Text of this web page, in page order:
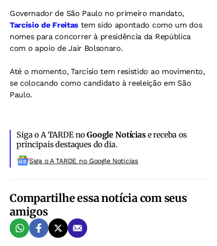
Governador de São Paulo no primeiro mandato,
Tarcísio de Freitas tem sido apontado como um dos
nomes para concorrer à presidência da República
com o apoio de Jair Bolsonaro.
Até o momento, Tarcísio tem resistido ao movimento,
se colocando como candidato à reeleição em São
Paulo.
Siga o A TARDE noGoogle Notíciase receba os
principais destaques do dia.
Siga o A TARDE no Google Noticias
Compartilhe essa notícia com seus
amigos